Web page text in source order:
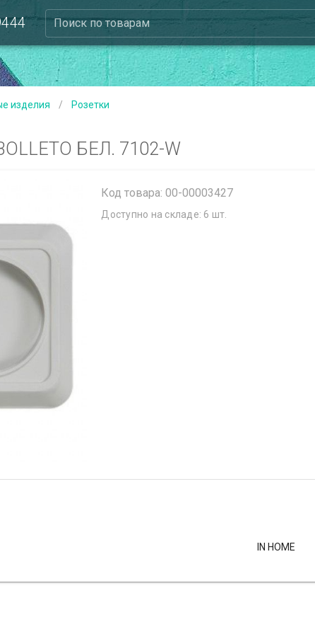
Поиск по товарам
изделия / Розетки
БЕЛ. 7102-W
Код товара: 00-00003427
Доступно на складе: 6 шт.
IN HOME